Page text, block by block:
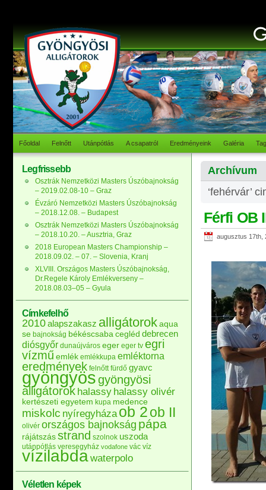
Főoldal Felnőtt Utánpótlás A csapatról Eredményeink Galéria
Archívum
‘fehérvár’
Férfi OB
augusztus 17th,
Legfrissebb
Osztrák Nemzetközi Masters Úszóbajnokság
– 2019.02.08-10 – Graz
Évzáró Nemzetközi Masters Úszóbajnokság
– 2018.12.08. – Budapest
Osztrák Nemzetközi Masters Úszóbajnokság
– 2018.10.20. – Ausztria, Graz
2018 European Masters Championship –
2018.09.02. – 07. – Slovenia, Kranj
XLVIII. Országos Masters Úszóbajnokság,
Dr.Regele Károly Emlékverseny –
2018.08.03–05 – Gyula
Címkefelhő
2010alapszakasz alligátorokaqua
se bajnokság békéscsaba cegléd debrecen
diósgyőr dunaújváros eger eger tv egri
vízműemlék emlékkupa emléktorna
eredmények felnőtt fürdő gyavc
gyöngyösgyöngyösi
alligátorok halassy halassy olivér
kertészeti egyetem kupa medence
miskolc nyíregyháza ob 2ob II
olivér országos bajnokság pápa
rájátszás strand szolnok uszoda
utánpótlás veresegyház vodafone vác víz
vízilabdawaterpolo
Véletlen képek